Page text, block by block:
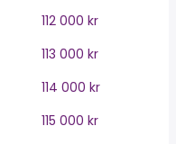
112 000 kr
113 000 kr
114 000 kr
115 000 kr